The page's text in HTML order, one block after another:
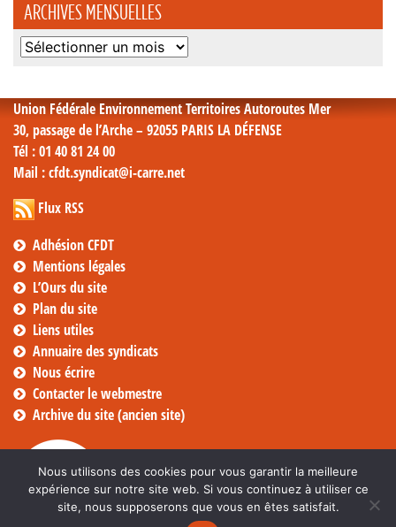
ARCHIVES MENSUELLES
Archives
Union Fédérale Environnement Territoires Autoroutes Mer
30, passage de l’Arche – 92055 PARIS LA DÉFENSE
Tél : 01 40 81 24 00
Mail : cfdt.syndicat@i-carre.net
Flux RSS
Adhésion CFDT
Mentions légales
L’Ours du site
Plan du site
Liens utiles
Annuaire des syndicats
Nous écrire
Contacter le webmestre
Archive du site (ancien site)
Nous utilisons des cookies pour vous garantir la meilleure
expérience sur notre site web. Si vous continuez à utiliser ce
site, nous supposerons que vous en êtes satisfait.